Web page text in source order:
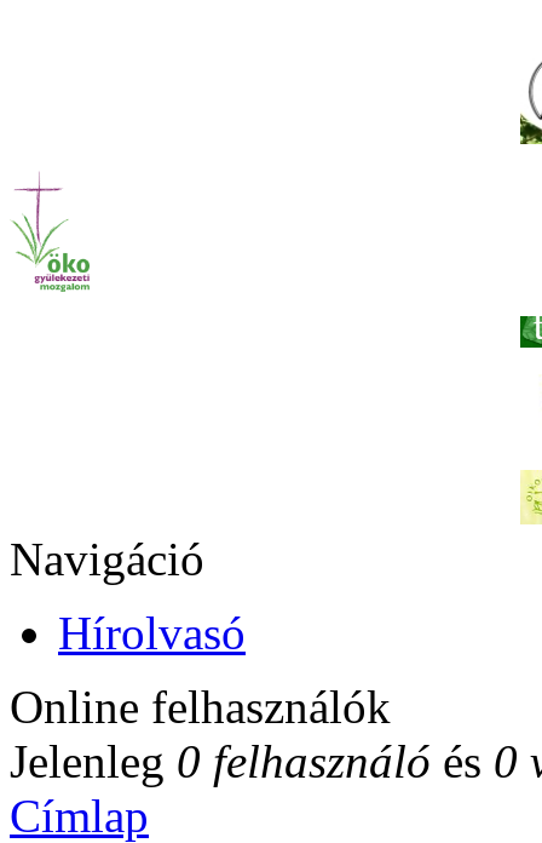
Navigáció
Hírolvasó
Online felhasználók
Jelenleg 0 felhasználó és 0
Címlap